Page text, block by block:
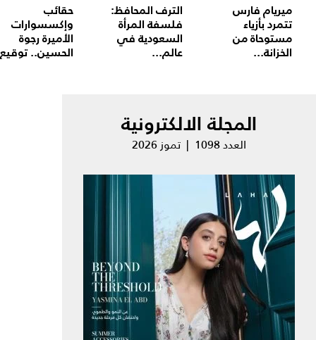
ميريام فارس
تتمرد بأزياء
مستوحاة من
الخزانة...
الترف المحافظ:
فلسفة المرأة
السعودية في
عالم...
حقائب
وإكسسوارات
الأميرة رجوة
الحسين..
المجلة الالكترونية
العدد 1098 | تموز 2026